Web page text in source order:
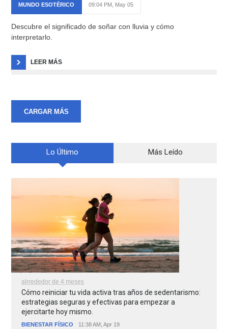
MUNDO ESOTÉRICO 09:04 PM, May 05
Descubre el significado de soñar con lluvia y cómo
interpretarlo.
LEER MÁS
CARGAR MÁS
Lo Último Más Leído
alrrededor de 4 meses
Cómo reiniciar tu vida activa tras años de sedentarismo:
estrategias seguras y efectivas para empezar a
ejercitarte hoy mismo.
BIENESTAR FÍSICO 11:38 AM, Apr 19